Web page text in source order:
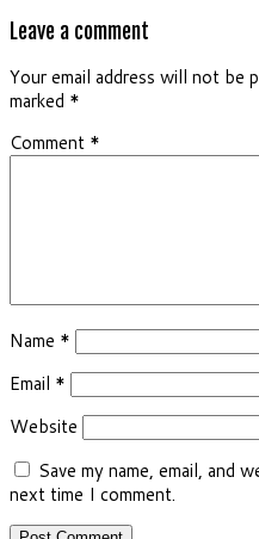
Leave a comment
Your email address will not be
marked *
Comment *
Name *
Email *
Website
Save my name, email, and
next time I comment.